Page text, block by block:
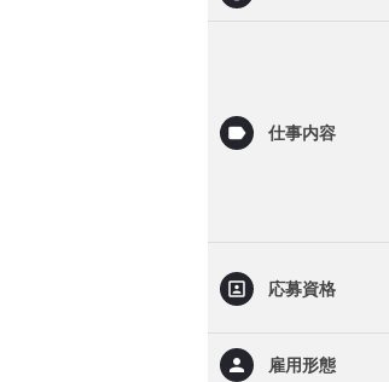
仕事内容
応募資格
雇用形態